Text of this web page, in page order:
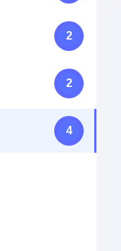
2
2
4